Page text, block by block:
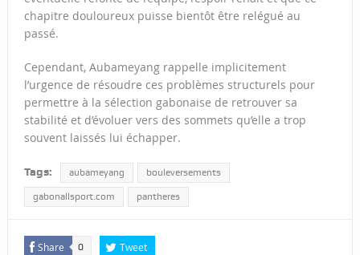
chapitre douloureux puisse bientôt être relégué au
passé.
Cependant, Aubameyang rappelle implicitement
l’urgence de résoudre ces problèmes structurels pour
permettre à la sélection gabonaise de retrouver sa
stabilité et d’évoluer vers des sommets qu’elle a trop
souvent laissés lui échapper.
Tags: aubameyang bouleversements
gabonallsport.com pantheres
Share 0 Tweet